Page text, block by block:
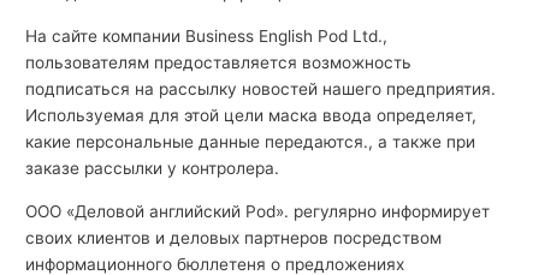
На сайте компании Business English Pod Ltd.,
пользователям предоставляется возможность
подписаться на рассылку новостей нашего предприятия.
Используемая для этой цели маска ввода определяет,
какие персональные данные передаются., а также при
заказе рассылки у контролера.
ООО «Деловой английский Pod». регулярно информирует
своих клиентов и деловых партнеров посредством
информационного бюллетеня о предложениях